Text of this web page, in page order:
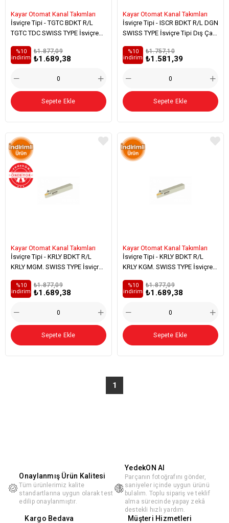
Kayar Otomat Kanal Takımları
İsviçre Tipi - TGTC BDKT R/L
TGTC TDC SWISS TYPE İsviçre
₺1.689,38
₺1.877,09
%10
i̇ndirim
Sepete Ekle
Kayar Otomat Kanal Takımları
İsviçre Tipi - ISCR BDKT R/L DGN
SWISS TYPE İsviçre Tipi Dış Çap
₺1.581,39
₺1.757,10
%10
i̇ndirim
Sepete Ekle
Kayar Otomat Kanal Takımları
İsviçre Tipi - KRLY BDKT R/L
KRLY MGM. SWISS TYPE İsviçre
₺1.689,38
₺1.877,09
%10
i̇ndirim
Sepete Ekle
Kayar Otomat Kanal Takımları
İsviçre Tipi - KRLY BDKT R/L
KRLY KGM. SWISS TYPE İsviçre
₺1.689,38
₺1.877,09
%10
i̇ndirim
Sepete Ekle
1
Onaylanmış Ürün Kalitesi
Tüm ürünlerimiz kalite
standartlarına uygun olarak test
edilip onaylanmıştır.
YedekON AI
Parçanın fotoğrafını gönder,
saniyeler içinde uygun ürünü
bulalım. Toplu sipariş ve teklif
alma sürecinde yapay zekâ
destekli hızlı yardım.
Kargo Bedava Müşteri Hizmetleri